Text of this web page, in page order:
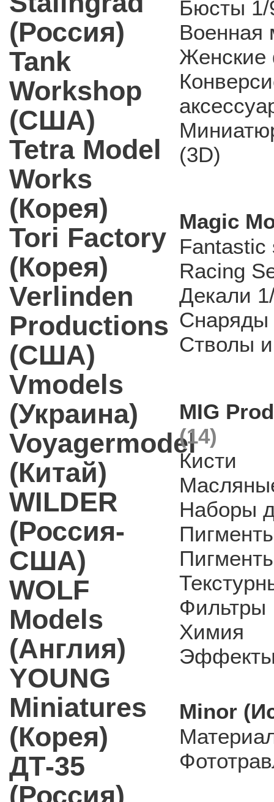
(Россия)
Tank
Workshop
(США)
Tetra Model
Works
(Корея)
Tori Factory
(Корея)
Verlinden
Productions
(США)
Vmodels
(Украина)
Voyagermodel
(Китай)
WILDER
(Россия-
США)
WOLF
Models
(Англия)
YOUNG
Miniatures
(Корея)
ДТ-35
(Россия)
Бюсты 1/
Военная
Женские
(3D)
Magic
Fantastic
Racing
Декали
Снаряды
Стволы
MIG
(14)
Кисти
Наборы
Фильтры
Химия
Minor